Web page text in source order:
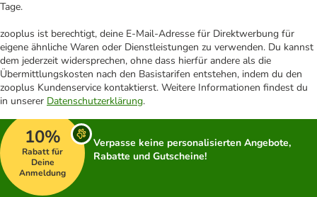
Tage.
zooplus ist berechtigt, deine E-Mail-Adresse für Direktwerbung für
eigene ähnliche Waren oder Dienstleistungen zu verwenden. Du kannst
dem jederzeit widersprechen, ohne dass hierfür andere als die
Übermittlungskosten nach den Basistarifen entstehen, indem du den
zooplus Kundenservice kontaktierst. Weitere Informationen findest du
in unserer Datenschutzerklärung.
10%
Rabatt für
Deine
Anmeldung
Verpasse keine personalisierten Angebote,
Rabatte und Gutscheine!